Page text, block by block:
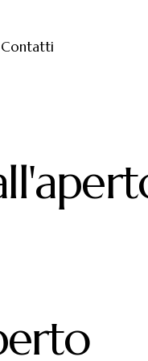
Contatti